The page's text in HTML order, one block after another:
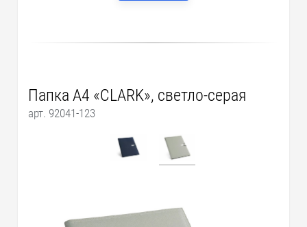
Папка A4 «CLARK», светло-серая
арт. 92041-123